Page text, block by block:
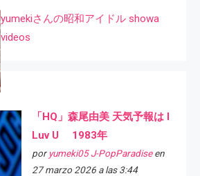
yumekiさんの昭和アイドル showa
videos
「HQ」森尾由美 天気予報は I
Luv U 1983年
por yumeki05 J-PopParadiseen
27 marzo 2026 a las 3:44